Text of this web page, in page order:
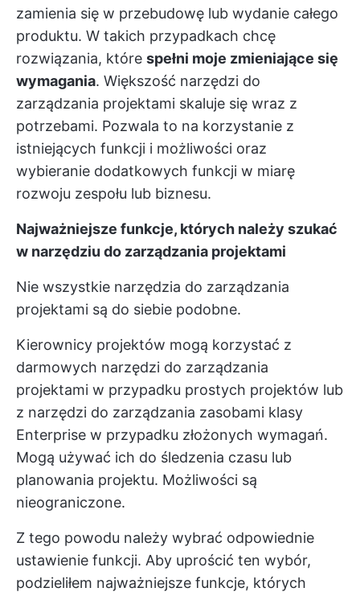
zamienia się w przebudowę lub wydanie całego
produktu. W takich przypadkach chcę
rozwiązania, które spełni moje zmieniające się
wymagania. Większość narzędzi do
zarządzania projektami skaluje się wraz z
potrzebami. Pozwala to na korzystanie z
istniejących funkcji i możliwości oraz
wybieranie dodatkowych funkcji w miarę
rozwoju zespołu lub biznesu.
Najważniejsze funkcje, których należy szukać
w narzędziu do zarządzania projektami
Nie wszystkie narzędzia do zarządzania
projektami są do siebie podobne.
Kierownicy projektów mogą korzystać z
darmowych narzędzi do zarządzania
projektami w przypadku prostych projektów lub
z narzędzi do zarządzania zasobami klasy
Enterprise w przypadku złożonych wymagań.
Mogą używać ich do śledzenia czasu lub
planowania projektu. Możliwości są
nieograniczone.
Z tego powodu należy wybrać odpowiednie
ustawienie funkcji. Aby uprościć ten wybór,
podzieliłem najważniejsze funkcje, których